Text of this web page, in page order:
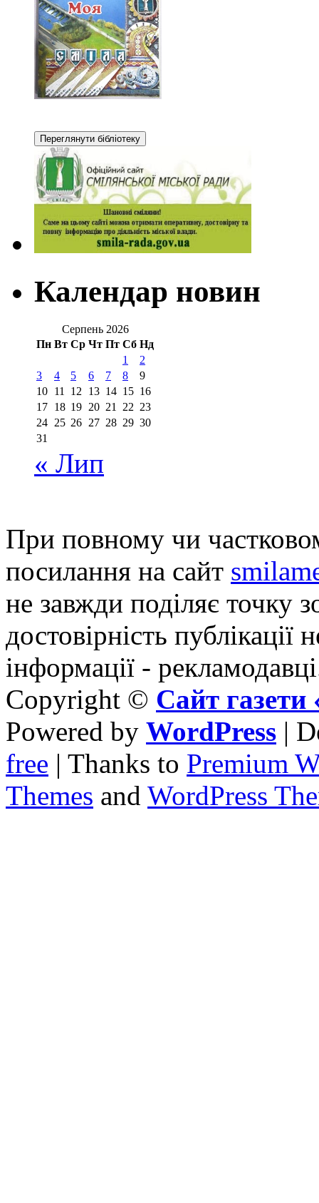
Календар новин
Серпень 2026
Пн Вт Ср Чт Пт Сб Нд
1
2
3
4 5 6 7 8
9
10 11 12 13 14 15 16
17 18 19 20 21 22 23
24 25 26 27 28 29 30
31
« Лип
При повному чи
посилання на сайт
не завжди поділяє точку
достовірність публікації
інформації -
Copyright © Сайт
Powered by WordPress |
free | Thanks to Premium
Themes and WordPress